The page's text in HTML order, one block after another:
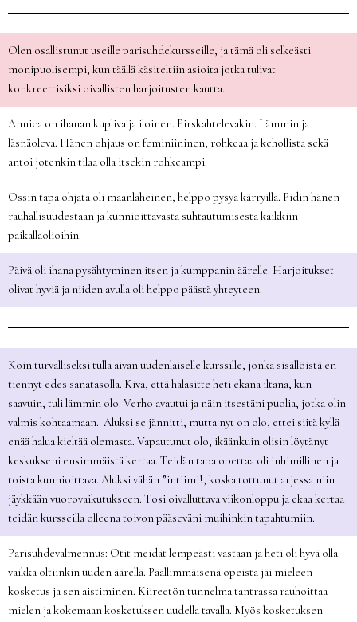
Olen osallistunut useille parisuhdekursseille, ja tämä oli selkeästi
monipuolisempi, kun täällä käsiteltiin asioita jotka tulivat
konkreettisiksi oivallisten harjoitusten kautta.
Annica on ihanan kupliva ja iloinen. Pirskahtelevakin. Lämmin ja
läsnäoleva. Hänen ohjaus on feminiininen, rohkeaa ja kehollista sekä
antoi jotenkin tilaa olla itsekin rohkeampi.
Ossin tapa ohjata oli maanläheinen, helppo pysyä kärryillä. Pidin hänen
rauhallisuudestaan ja kunnioittavasta suhtautumisesta kaikkiin
paikallaolioihin.
Päivä oli ihana pysähtyminen itsen ja kumppanin äärelle. Harjoitukset
olivat hyviä ja niiden avulla oli helppo päästä yhteyteen.
Koin turvalliseksi tulla aivan uudenlaiselle kurssille, jonka sisällöistä en
tiennyt edes sanatasolla. Kiva, että halasitte heti ekana iltana, kun
saavuin, tuli lämmin olo. Verho avautui ja näin itsestäni puolia, jotka olin
valmis kohtaamaan. Aluksi se jännitti, mutta nyt on olo, ettei siitä kyllä
enää halua kieltää olemasta. Vapautunut olo, ikäänkuin olisin löytänyt
keskukseni ensimmäistä kertaa. Teidän tapa opettaa oli inhimillinen ja
toista kunnioittava. Aluksi vähän ”intiimi!, koska tottunut arjessa niin
jäykkään vuorovaikutukseen. Tosi oivalluttava viikonloppu ja ekaa kertaa
teidän kursseilla olleena toivon pääseväni muihinkin tapahtumiin.
Parisuhdevalmennus: Otit meidät lempeästi vastaan ja heti oli hyvä olla
vaikka oltiinkin uuden äärellä. Päällimmäisenä opeista jäi mieleen
kosketus ja sen aistiminen. Kiireetön tunnelma tantrassa rauhoittaa
mielen ja kokemaan kosketuksen uudella tavalla. Myös kosketuksen